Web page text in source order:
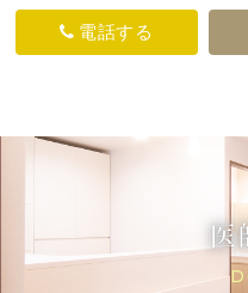
電話する